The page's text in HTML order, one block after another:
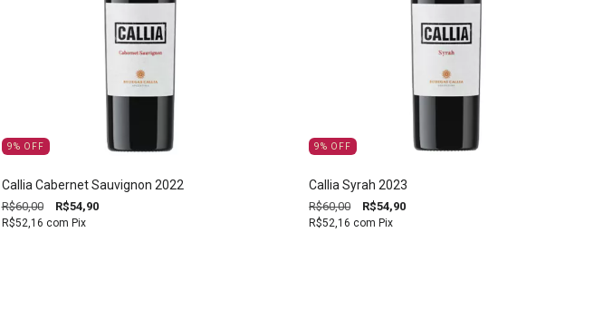
9% OFF
Callia Cabernet Sauvignon 2022
R$60,00 R$54,90
R$52,16 com Pix
9% OFF
Callia Syrah 2023
R$60,00 R$54,90
R$52,16com Pix